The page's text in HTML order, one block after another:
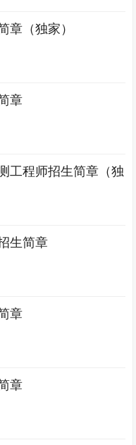
章（独家）
章
工程师招生简章（独
生简章
章
章